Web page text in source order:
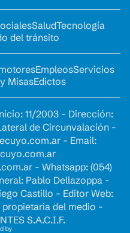
SaludTecnología
del tránsito
EmpleosServicios
MisasEdictos
11/2003 - Dirección:
de Circunvalación -
- Email:
- Whatsapp: (054)
Pablo Dellazoppa -
Castillo - Editor Web:
del medio -
S.A.C.I.F.